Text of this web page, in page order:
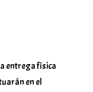
entrega física
en el